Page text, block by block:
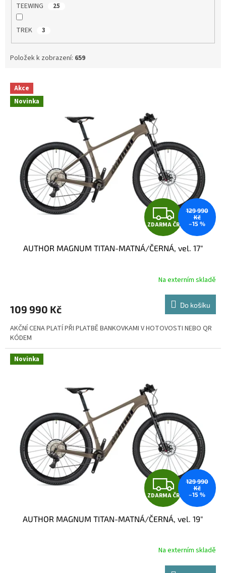
TEEWING 25
TREK 3
Položek k zobrazení: 659
V
p
Akce
Novinka
Z
D
A
R
M
A
ZDARMA ČR
129 990
Kč
–15 %
AUTHOR MAGNUM TITAN-MATNÁ/ČERNÁ, vel. 17"
Na externím skladě
109 990 Kč Do košíku
AKČNÍ CENA PLATÍ PŘI PLATBĚ BANKOVKAMI V HOTOVOSTI NEBO QR
KÓDEM
Novinka
Z
D
A
R
ZDARMA ČR
129 990
Kč
–15 %
AUTHOR MAGNUM TITAN-MATNÁ/ČERNÁ, vel. 19"
Na externím skladě